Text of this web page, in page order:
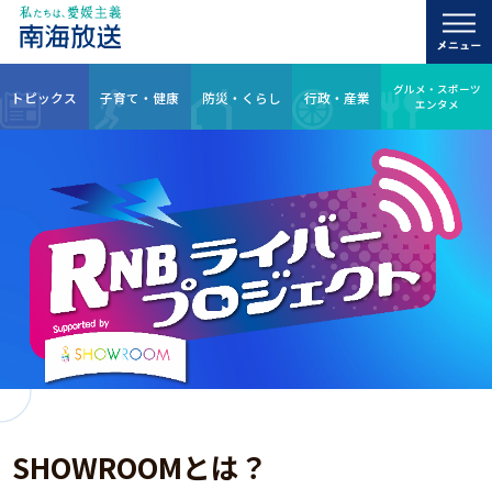
トピックス 子育て・健康 防災・くらし 行政・産業
グルメ・スポーツ
エンタメ
SHOWROOMとは？